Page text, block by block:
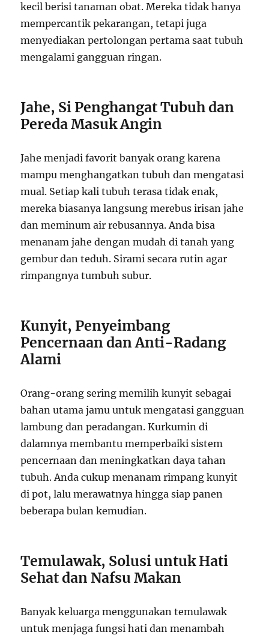
kecil berisi tanaman obat. Mereka tidak hanya
mempercantik pekarangan, tetapi juga
menyediakan pertolongan pertama saat tubuh
mengalami gangguan ringan.
Jahe, Si Penghangat Tubuh dan
Pereda Masuk Angin
Jahe menjadi favorit banyak orang karena
mampu menghangatkan tubuh dan mengatasi
mual. Setiap kali tubuh terasa tidak enak,
mereka biasanya langsung merebus irisan jahe
dan meminum air rebusannya. Anda bisa
menanam jahe dengan mudah di tanah yang
gembur dan teduh. Sirami secara rutin agar
rimpangnya tumbuh subur.
Kunyit, Penyeimbang
Pencernaan dan Anti-Radang
Alami
Orang-orang sering memilih kunyit sebagai
bahan utama jamu untuk mengatasi gangguan
lambung dan peradangan. Kurkumin di
dalamnya membantu memperbaiki sistem
pencernaan dan meningkatkan daya tahan
tubuh. Anda cukup menanam rimpang kunyit
di pot, lalu merawatnya hingga siap panen
beberapa bulan kemudian.
Temulawak, Solusi untuk Hati
Sehat dan Nafsu Makan
Banyak keluarga menggunakan temulawak
untuk menjaga fungsi hati dan menambah